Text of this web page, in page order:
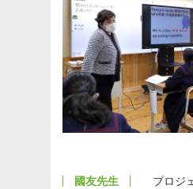
國友先生
プロジ